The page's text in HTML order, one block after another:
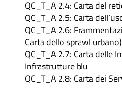
QC_T_A 2.4: Carta del
QC_T_A 2.5: Carta
QC_T_A 2.6:
Carta dello sprawl urbano)
QC_T_A 2.7: Carta delle
Infrastrutture blu
QC_T_A 2.8: Carta dei